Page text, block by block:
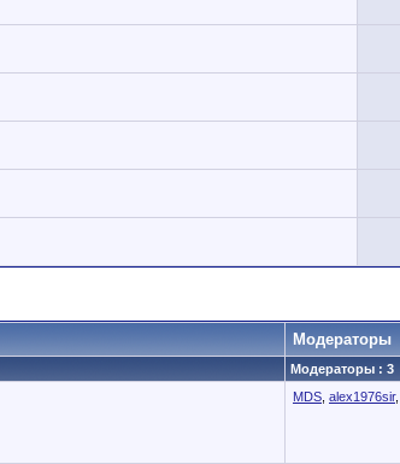
Модераторы
Модераторы : 3
MDS alex1976sir,